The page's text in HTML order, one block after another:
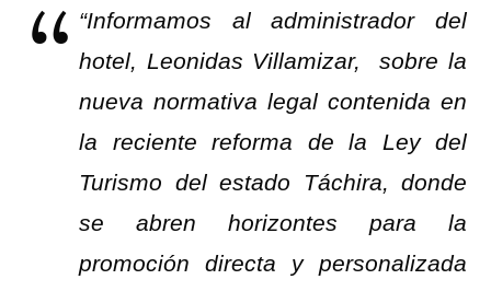
“Informamos al administrador del
hotel, Leonidas Villamizar, sobre la
nueva normativa legal contenida en
la reciente reforma de la Ley del
Turismo del estado Táchira, donde
se abren horizontes para la
promoción directa y personalizada